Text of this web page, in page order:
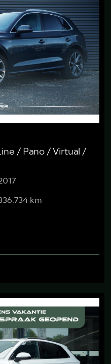
/ Pano / Virtual /
km